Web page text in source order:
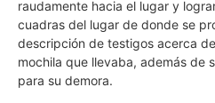
raudamente hacia el lugar y
cuadras del lugar de donde se
descripción de testigos acerca
mochila que llevaba, además de
para su demora.